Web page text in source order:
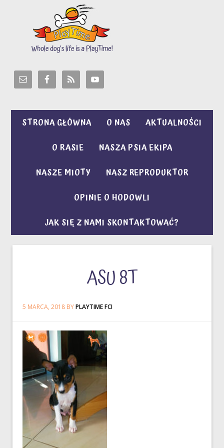
STRONA GŁÓWNA O NAS
AKTUALNOŚCI
O RASIE
NASZA PSIA EKIPA
NASZE MIOTY
NASZ REPRODUKTOR
OPINIE O HODOWLI
JAK SIĘ Z NAMI SKONTAKTOWAĆ?
ASU 8T
5 MARCA, 2018 BYPLAYTIME FCI